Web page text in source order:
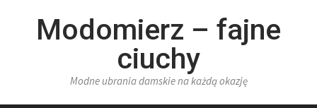
Modomierz – fajne
ciuchy
Modne ubrania damskie na każdą okazję